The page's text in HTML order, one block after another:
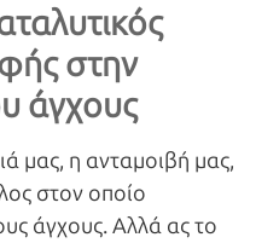
στην
άγχους
μας, η ανταμοιβή μας,
στον οποίο
άγχους. Αλλά ας το